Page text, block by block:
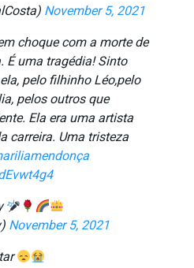
November 5, 2021
choque com a morte de
É uma tragédia! Sinto
pelo filhinho Léo,pelo
pelos outros que
Ela era uma artista
carreira. Uma tristeza
November 5, 2021